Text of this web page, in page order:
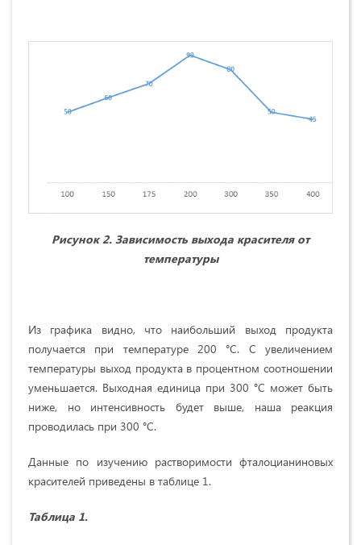
Рисунок 2. Зависимость выхода красителя от
температуры
Из графика видно, что наибольший выход продукта
получается при температуре 200 °С. С увеличением
температуры выход продукта в процентном соотношении
уменьшается. Выходная единица при 300 °С может быть
ниже, но интенсивность будет выше, наша реакция
проводилась при 300 °С.
Данные по изучению растворимости фталоцианиновых
красителей приведены в таблице 1.
Таблица 1.